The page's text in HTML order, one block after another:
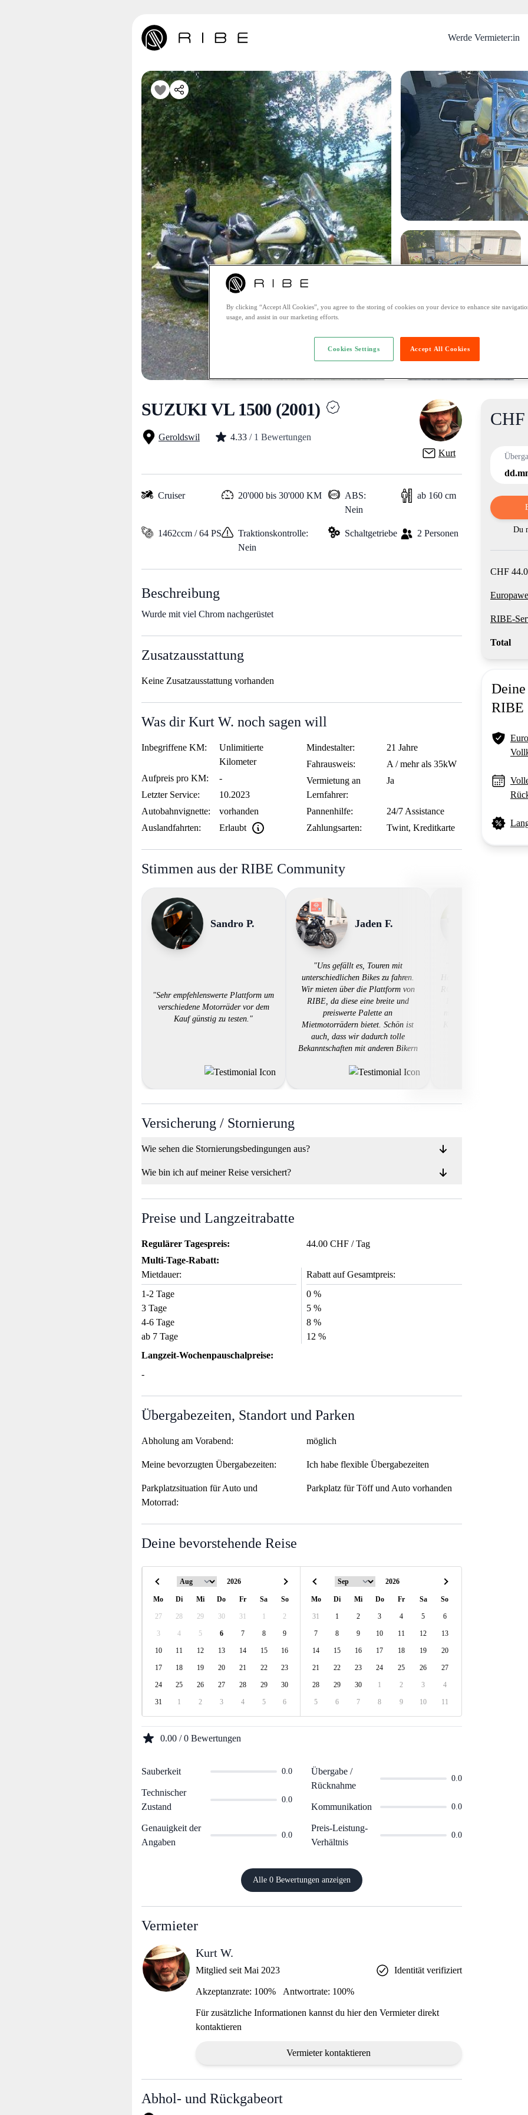
Werde Vermieter:in
SUZUKI VL 1500 (2001)
Geroldswil 4.33 / 1 Bewertungen
Kurt
Product
Du
CHF
RIBE-
Total
RIBE
Cruiser 20'000 bis 30'000 KM
ABS:
Nein
ab 160 cm
1462ccm / 64 PS
Traktionskontrolle:
Nein
Schaltgetriebe 2 Personen
Beschreibung
Wurde mit viel Chrom nachgerüstet
Zusatzausstattung
Keine Zusatzausstattung vorhanden
Was dir Kurt W. noch sagen will
Inbegriffene KM:
Unlimitierte
Kilometer
Aufpreis pro KM:
-
Letzter Service:
10.2023
Autobahnvignette:
vorhanden
Auslandfahrten:
Erlaubt
Mindestalter:
21 Jahre
Fahrausweis:
A / mehr als 35kW
Vermietung an
Lernfahrer:
Ja
Pannenhilfe:
24/7 Assistance
Zahlungsarten:
Twint, Kreditkarte
Stimmen aus der RIBE Community
Sandro P.
"Sehr empfehlenswerte Plattform um
verschiedene Motorräder vor dem
Kauf günstig zu testen."
Jaden F.
"Uns gefällt es, Touren mit
unterschiedlichen Bikes zu fahren.
Wir mieten über die Plattform von
RIBE, da diese eine breite und
preiswerte Palette an
Mietmotorrädern bietet. Schön ist
auch, dass wir dadurch tolle
Bekanntschaften mit anderen Bikern
Habe kürzlich eine eher
RC8 gemietet. Sonst
Versicherung / Stornierung
Wie sehen die Stornierungsbedingungen aus?
Wie bin ich auf meiner Reise versichert?
Preise und Langzeitrabatte
Regulärer Tagespreis:
44.00 CHF / Tag
Multi-Tage-Rabatt:
Mietdauer:
Rabatt auf Gesamtpreis:
1-2 Tage
0 %
3 Tage
5 %
4-6 Tage
8 %
ab 7 Tage
12 %
Langzeit-Wochenpauschalpreise:
-
Übergabezeiten, Standort und Parken
Abholung am Vorabend: möglich
Meine bevorzugten Übergabezeiten: Ich habe flexible Übergabezeiten
Parkplatzsituation für Auto und
Motorrad:
Parkplatz für Töff und Auto vorhanden
Deine bevorstehende Reise
Mo Di Mi Do Fr Sa So
27 28 29 30 31 1 2
3 4 5 6 7 8 9
10 11 12 13 14 15 16
17 18 19 20 21 22 23
24 25 26 27 28 29 30
31 1 2 3 4 5 6
Mo Di Mi Do Fr Sa So
31 1 2 3 4 5 6
7 8 9 10 11 12 13
14 15 16 17 18 19 20
21 22 23 24 25 26 27
28 29 30 1 2 3 4
5 6 7 8 9 10 11
0.00 / 0 Bewertungen
Sauberkeit 0.0
Technischer
Zustand
0.0
Genauigkeit der
Angaben
0.0
Übergabe /
Rücknahme
0.0
Kommunikation 0.0
Preis-Leistung-
Verhältnis
0.0
Alle 0 Bewertungen anzeigen
Vermieter
Kurt W.
Mitglied seit Mai 2023 Identität verifiziert
Akzeptanzrate: 100% Antwortrate: 100%
Für zusätzliche Informationen kannst du hier den Vermieter direkt
kontaktieren
Vermieter kontaktieren
Abhol- und Rückgabeort
By clicking “Accept All Cookies”, you agree to the storing of cookies on your device to enhance site
usage, and assist in our marketing efforts.
Accept All Cookies
Cookies Settings